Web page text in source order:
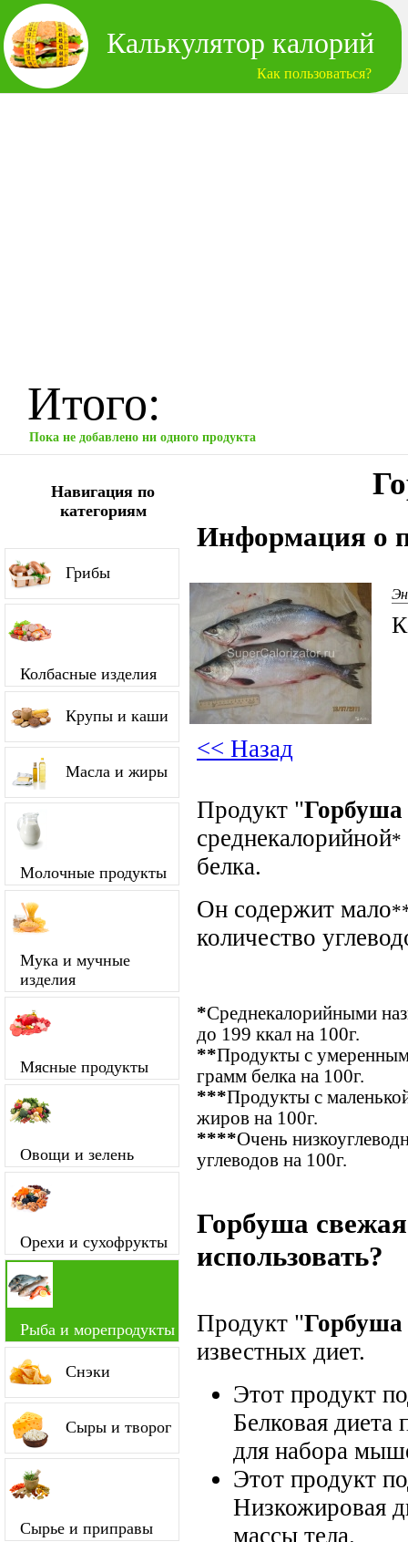
Калькулятор калорий
Как пользоваться?
Итого:
Пока не добавлено ни одного продукта
Навигация по
категориям
Грибы
Колбасные изделия
Крупы и каши
Масла и жиры
Молочные продукты
Мука и мучные
изделия
Мясные продукты
Овощи и зелень
Орехи и сухофрукты
Рыба и морепродукты
Снэки
Сыры и творог
Сырье и приправы
Информация о
<< Назад
Продукт "Горбуша
среднекалорийной*
белка.
Он содержит мало
количество
*Среднекалорийными
до 199 ккал на 100г.
**Продукты с
грамм белка на 100г.
***Продукты с
жиров на 100г.
****Очень
углеводов на 100г.
Горбуша
использовать?
Продукт "Горбуша
известных диет.
Этот продукт
Белковая диета
для набора
Этот продукт
Низкожировая
массы тела.